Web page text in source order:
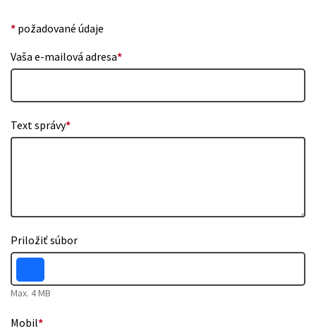
* požadované údaje
Vaša e-mailová adresa*
Text správy*
Priložiť súbor
Max. 4 MB
Mobil*